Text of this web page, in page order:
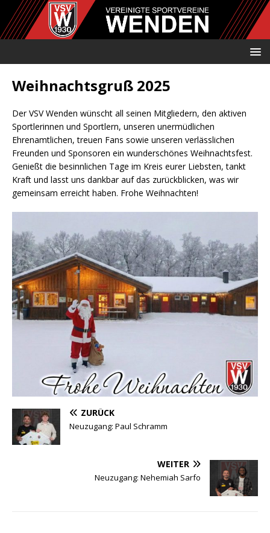
Weihnachtsgruß 2025
Der VSV Wenden wünscht all seinen Mitgliedern, den aktiven
Sportlerinnen und Sportlern, unseren unermüdlichen
Ehrenamtlichen, treuen Fans sowie unseren verlässlichen
Freunden und Sponsoren ein wunderschönes Weihnachtsfest.
Genießt die besinnlichen Tage im Kreis eurer Liebsten, tankt
Kraft und lasst uns dankbar auf das zurückblicken, was wir
gemeinsam erreicht haben. Frohe Weihnachten!
ZURÜCK
Neuzugang: Paul Schramm
WEITER
Neuzugang: Nehemiah Sarfo